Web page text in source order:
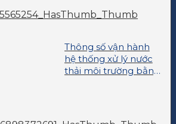
Thông số vận hành
hệ thống xử lý nước
thải môi trường bằng